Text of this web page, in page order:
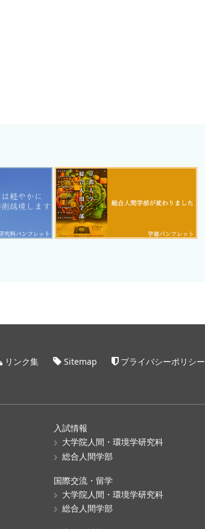
リンク集 Sitemap プライバシーポリシー
入試情報
大学院人間・環境学研究科
総合人間学部
国際交流・留学
大学院人間・環境学研究科
総合人間学部